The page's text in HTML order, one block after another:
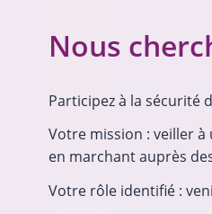
Nous
Participez à la sécurité
Votre mission : veiller
en marchant auprès
Votre rôle identifié :